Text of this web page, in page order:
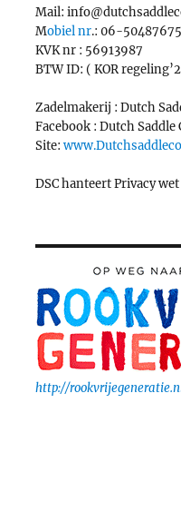
Mail:
Mobiel nr.: 06-50487675
KVK nr : 56913987
BTW ID: ( KOR
Zadelmakerij : Dutch
Facebook : Dutch
Site:
DSC hanteert Privacy wet
http://